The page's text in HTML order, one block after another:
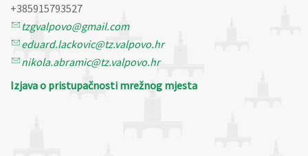
+385915793527
tzgvalpovo@gmail.com
eduard.lackovic@tz.valpovo.hr
nikola.abramic@tz.valpovo.hr
Izjava o pristupačnosti mrežnog mjesta